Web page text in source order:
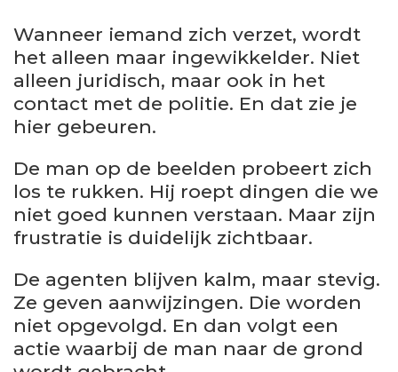
Wanneer iemand zich verzet, wordt
het alleen maar ingewikkelder. Niet
alleen juridisch, maar ook in het
contact met de politie. En dat zie je
hier gebeuren.
De man op de beelden probeert zich
los te rukken. Hij roept dingen die we
niet goed kunnen verstaan. Maar zijn
frustratie is duidelijk zichtbaar.
De agenten blijven kalm, maar stevig.
Ze geven aanwijzingen. Die worden
niet opgevolgd. En dan volgt een
actie waarbij de man naar de grond